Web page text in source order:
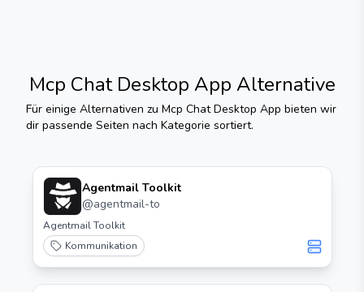
Mcp Chat Desktop App Alternative
Für einige Alternativen zu Mcp Chat Desktop App bieten wir
dir passende Seiten nach Kategorie sortiert.
Agentmail Toolkit
@agentmail-to
Agentmail Toolkit
Kommunikation